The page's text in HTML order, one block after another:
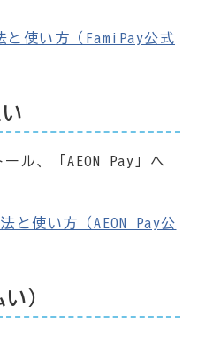
と使い方（FamiPay公式
ル、「AEON Pay」へ
と使い方（AEON Pay公
）